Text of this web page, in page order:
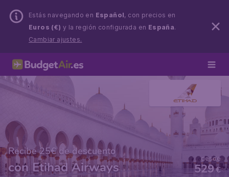
Estás navegando en Español, con precios en
Euros (€) y la región configurada en España.
Cambiar ajustes.
Recibe 25€ de descuento
con Etihad Airways €
529
desde